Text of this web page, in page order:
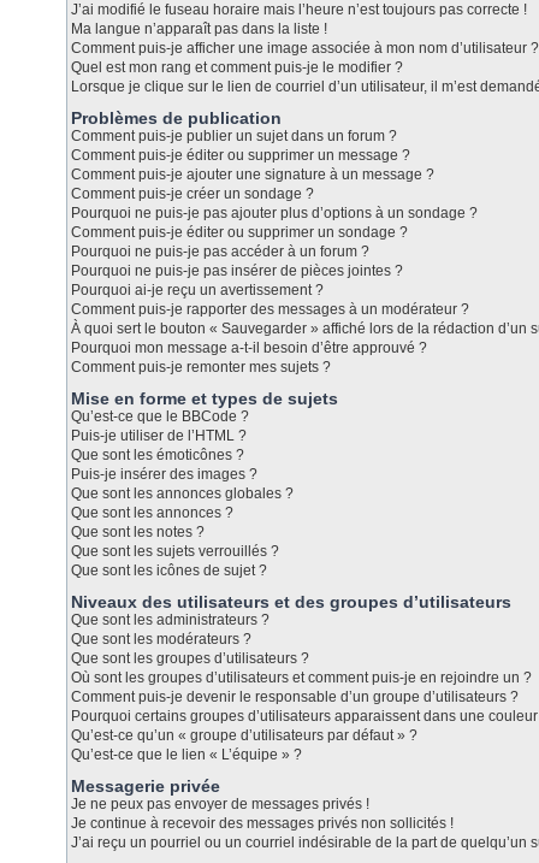
J’ai modifié le fuseau horaire mais l’heure n’est toujours pas correcte !
Ma langue n’apparaît pas dans la liste !
Comment puis-je afficher une image associée à mon nom d’utilisateur ?
Quel est mon rang et comment puis-je le modifier ?
Lorsque je clique sur le lien de courriel d’un utilisateur, il m’est
Problèmes de publication
Comment puis-je publier un sujet dans un forum ?
Comment puis-je éditer ou supprimer un message ?
Comment puis-je ajouter une signature à un message ?
Comment puis-je créer un sondage ?
Pourquoi ne puis-je pas ajouter plus d’options à un sondage ?
Comment puis-je éditer ou supprimer un sondage ?
Pourquoi ne puis-je pas accéder à un forum ?
Pourquoi ne puis-je pas insérer de pièces jointes ?
Pourquoi ai-je reçu un avertissement ?
Comment puis-je rapporter des messages à un modérateur ?
À quoi sert le bouton « Sauvegarder » affiché lors de la rédaction d’un
Pourquoi mon message a-t-il besoin d’être approuvé ?
Comment puis-je remonter mes sujets ?
Mise en forme et types de sujets
Qu’est-ce que le BBCode ?
Puis-je utiliser de l’HTML ?
Que sont les émoticônes ?
Puis-je insérer des images ?
Que sont les annonces globales ?
Que sont les annonces ?
Que sont les notes ?
Que sont les sujets verrouillés ?
Que sont les icônes de sujet ?
Niveaux des utilisateurs et des groupes d’utilisateurs
Que sont les administrateurs ?
Que sont les modérateurs ?
Que sont les groupes d’utilisateurs ?
Où sont les groupes d’utilisateurs et comment puis-je en rejoindre un ?
Comment puis-je devenir le responsable d’un groupe d’utilisateurs ?
Pourquoi certains groupes d’utilisateurs apparaissent dans une
Qu’est-ce qu’un « groupe d’utilisateurs par défaut » ?
Qu’est-ce que le lien « L’équipe » ?
Messagerie privée
Je ne peux pas envoyer de messages privés !
Je continue à recevoir des messages privés non sollicités !
J’ai reçu un pourriel ou un courriel indésirable de la part de quelqu’un